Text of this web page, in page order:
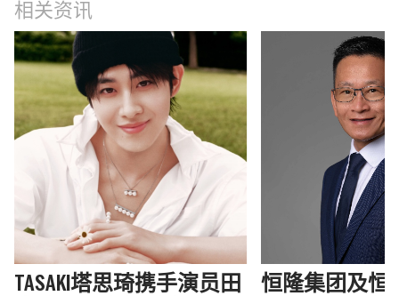
相关资讯
TASAKI塔思琦携手演员田
恒隆集团及恒